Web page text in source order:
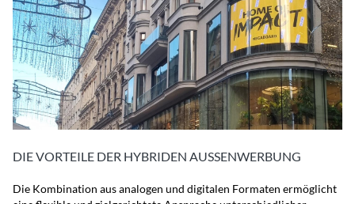
DIE VORTEILE DER HYBRIDEN AUSSENWERBUNG
Die Kombination aus analogen und digitalen Formaten ermöglicht